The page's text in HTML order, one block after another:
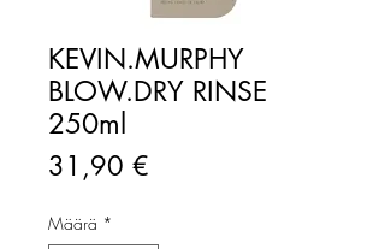
KEVIN.MURPHY
BLOW.DRY RINSE
250ml
31,90 €
Määrä *